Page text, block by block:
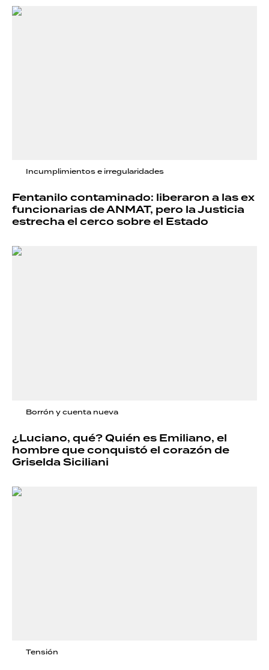
Incumplimientos e irregularidades
Fentanilo contaminado: liberaron a las ex
funcionarias de ANMAT, pero la Justicia
estrecha el cerco sobre el Estado
Borrón y cuenta nueva
¿Luciano, qué? Quién es Emiliano, el
hombre que conquistó el corazón de
Griselda Siciliani
Tensión